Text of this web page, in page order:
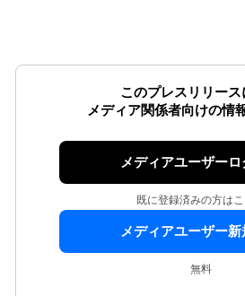
このプレスリリース
メディア関係者向けの情
メディアユーザー
既に登録済みの方はこ
メディアユーザー
無料